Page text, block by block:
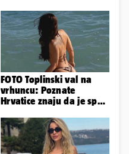
FOTO Toplinski val na
vrhuncu: Poznate
Hrvatice znaju da je spas